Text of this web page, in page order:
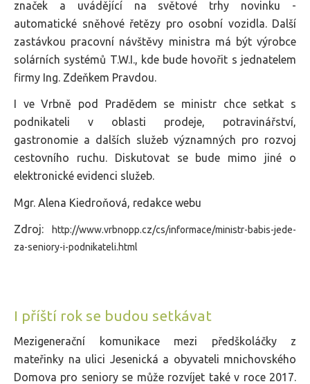
značek a uvádějící na světové trhy novinku -
automatické sněhové řetězy pro osobní vozidla. Další
zastávkou pracovní návštěvy ministra má být výrobce
solárních systémů T.W.I., kde bude hovořit s jednatelem
firmy Ing. Zdeňkem Pravdou.
I ve Vrbně pod Pradědem se ministr chce setkat s
podnikateli v oblasti prodeje, potravinářství,
gastronomie a dalších služeb významných pro rozvoj
cestovního ruchu. Diskutovat se bude mimo jiné o
elektronické evidenci služeb.
Mgr. Alena Kiedroňová, redakce webu
Zdroj:
http://www.vrbnopp.cz/cs/informace/ministr-babis-jede-
za-seniory-i-podnikateli.html​
I příští rok se budou setkávat
Mezigenerační komunikace mezi předškoláčky z
mateřinky na ulici Jesenická a obyvateli mnichovského
Domova pro seniory se může rozvíjet také v roce 2017.